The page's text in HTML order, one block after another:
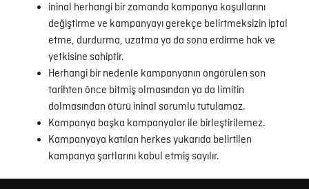
ininal herhangi bir zamanda kampanya koşullarını
değiştirme ve kampanyayı gerekçe belirtmeksizin iptal
etme, durdurma, uzatma ya da sona erdirme hak ve
yetkisine sahiptir.
Herhangi bir nedenle kampanyanın öngörülen son
tarihten önce bitmiş olmasından ya da limitin
dolmasından ötürü ininal sorumlu tutulamaz.
Kampanya başka kampanyalar ile birleştirilemez.
Kampanyaya katılan herkes yukarıda belirtilen
kampanya şartlarını kabul etmiş sayılır.